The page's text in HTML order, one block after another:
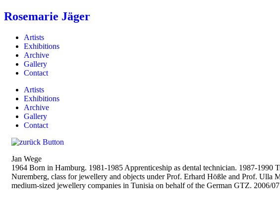
Rosemarie Jäger
Artists
Exhibitions
Archive
Gallery
Contact
Artists
Exhibitions
Archive
Gallery
Contact
Jan Wege
1964 Born in Hamburg. 1981-1985 Apprenticeship as dental technician. 1987-1990
Nuremberg, class for jewellery and objects under Prof. Erhard Hößle and Prof.
medium-sized jewellery companies in Tunisia on behalf of the German GTZ. 2006/